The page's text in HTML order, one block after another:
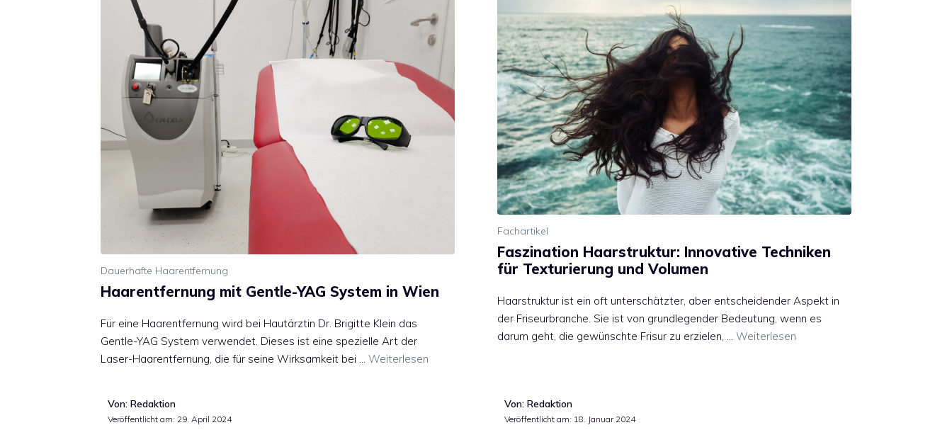
Dauerhafte Haarentfernung
Haarentfernung mit Gentle-YAG System in Wien
Für eine Haarentfernung wird bei Hautärztin Dr. Brigitte Klein das
Gentle-YAG System verwendet. Dieses ist eine spezielle Art der
Laser-Haarentfernung, die für seine Wirksamkeit bei … Weiterlesen
Von: Redaktion
Veröffentlicht am: 29. April 2024
Fachartikel
Faszination Haarstruktur: Innovative Techniken
für Texturierung und Volumen
Haarstruktur ist ein oft unterschätzter, aber entscheidender Aspekt in
der Friseurbranche. Sie ist von grundlegender Bedeutung, wenn es
darum geht, die gewünschte Frisur zu erzielen, … Weiterlesen
Von: Redaktion
Veröffentlicht am: 18. Januar 2024